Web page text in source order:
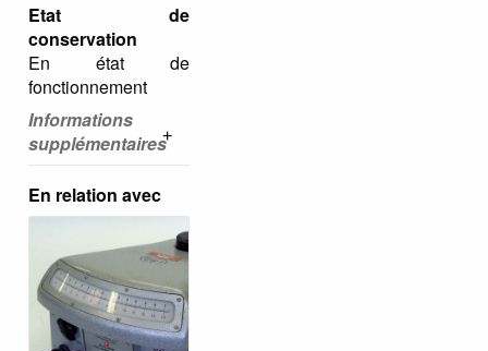
Etat de
conservation
En état de
fonctionnement
Informations
supplémentaires
En relation avec